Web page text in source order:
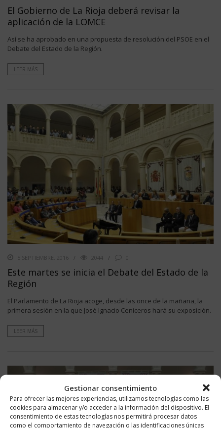
Gestionar consentimiento
Para ofrecer las mejores experiencias, utilizamos tecnologías como las
cookies para almacenar y/o acceder a la información del dispositivo. El
consentimiento de estas tecnologías nos permitirá procesar datos
como el comportamiento de navegación o las identificaciones únicas
El Gobierno de La Rioja deberá revisar la
aplicación de la LOMCE
Así se ha aprobado en una propuesta de resolución del PSOE en el
Debate del Estado de la Región.
LEER MÁS
5 SEPTIEMBRE, 2016 2044
Este martes se inicia el Debate del Estado de la
Región
El Parlamento de La Rioja acoge, desde las once de la mañana, la
primera sesión en la que José Ignacio Ceniceros hará su exposición.
LEER MÁS